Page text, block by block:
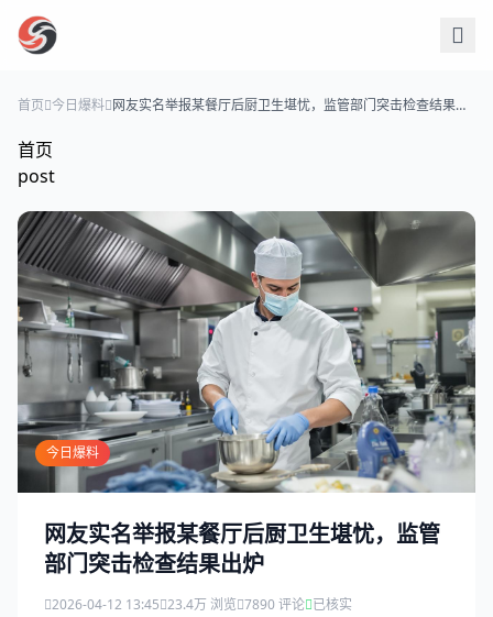
跳过导航
首页 今日爆料 网友实名举报某餐厅后厨卫生堪忧，监管部门突击检查结果出
首页
post
今日爆料
网友实名举报某餐厅后厨卫生堪忧，监管
部门突击检查结果出炉
2026-04-12 13:45 23.4万 浏览 7890 评论 已核实